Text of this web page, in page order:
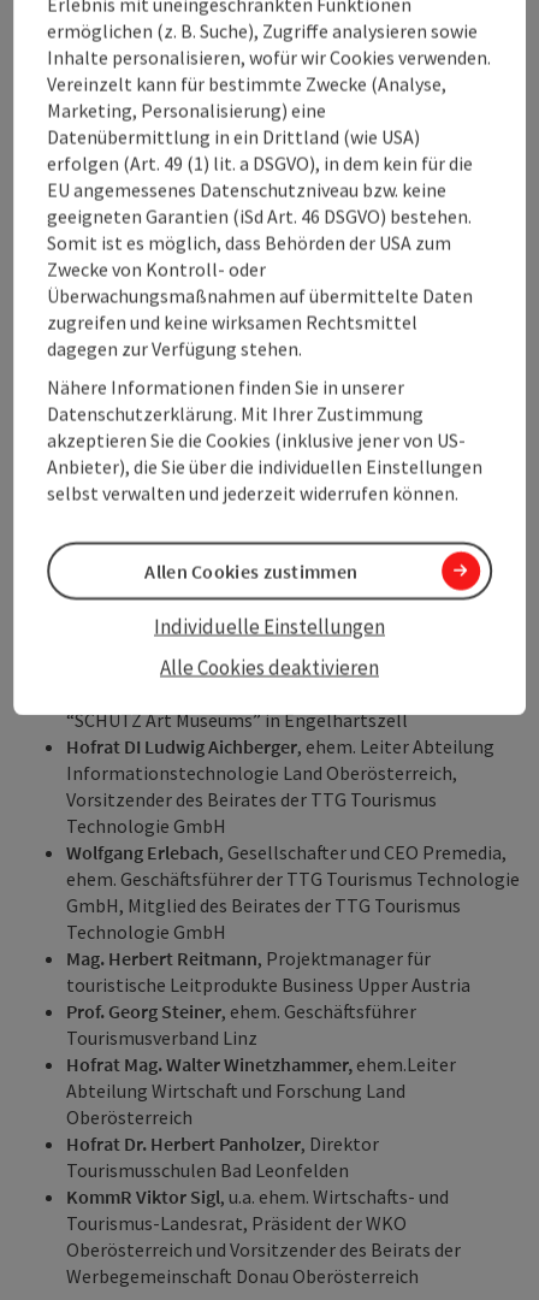
Philipp Zauner, Geschäftsführer Konditorei Zauner und
Investor Hotel Grand Elisabeth Bad Ischl
Mag. Herbert Ackerl, Hotelinvestor und
Projektentwickler, u.a. Hotel Grand Elisabeth Bad Ischl
DI Josef Öhlinger, Bauunternehmer und Investor, u.a.
Hotel Grand Elisabeth Bad Ischl
Karl Schmalzer, ehem. Direktor Spa Hotel Bründl Bad
Leonfelden
Christoph „Krauli“ Held , Koch und Gastro-Visionär,
Restaurant Siriuskogl Bad Ischl
Lukas Nagl, Sterne- und Haubenkoch, Gault & Millau
Koch des Jahres 2023, Restaurant Bootshaus
Traunkirchen
Karl Wögerer
, “Wögerer Genuss & Tradition seit 1868”
in Feldkirchen an der Donau
KommR Tieping Ni, Restaurant Asia House Bad
Schallerbach
Mag.art Norbert Trawöger, Künstlerischer Direktor des
Bruckner Orchesters Linz, Leiter der KulturEXPO
Leiter der LIVA
Dr. Elisabeth Schweeger , Künstlerische Leiterin Bad
Ischl Salzkammergut Kulturhauptstadt Europas 2024
Hans Schwarzmayr, langjähriger Kustos Franz Xaver
Gruber Gedächtnishaus Hochburg-Ach
“SCHÜTZ Art Museums” in Engelhartszell
Hofrat DI Ludwig Aichberger, ehem. Leiter Abteilung
Informationstechnologie Land Oberösterreich,
Vorsitzender des Beirates der TTG Tourismus
Technologie GmbH
Wolfgang Erlebach, Gesellschafter und CEO Premedia,
ehem. Geschäftsführer der TTG Tourismus Technologie
GmbH, Mitglied des Beirates der TTG Tourismus
Technologie GmbH
Mag. Herbert Reitmann, Projektmanager für
touristische Leitprodukte Business Upper Austria
Prof. Georg Steiner, ehem. Geschäftsführer
Tourismusverband Linz
Hofrat Mag. Walter Winetzhammer, ehem.Leiter
Abteilung Wirtschaft und Forschung Land
Oberösterreich
Hofrat Dr. Herbert Panholzer, Direktor
Tourismusschulen Bad Leonfelden
KommR Viktor Sigl, u.a. ehem. Wirtschafts- und
Tourismus-Landesrat, Präsident der WKO
Oberösterreich und Vorsitzender des Beirats der
Werbegemeinschaft Donau Oberösterreich
ermöglichen (z. B. Suche), Zugriffe analysieren sowie
Inhalte personalisieren, wofür wir Cookies verwenden.
Vereinzelt kann für bestimmte Zwecke (Analyse,
Marketing, Personalisierung) eine
Datenübermittlung in ein Drittland (wie USA)
erfolgen (Art. 49 (1) lit. a DSGVO), in dem kein für die
EU angemessenes Datenschutzniveau bzw. keine
geeigneten Garantien (iSd Art. 46 DSGVO) bestehen.
Somit ist es möglich, dass Behörden der USA zum
Zwecke von Kontroll- oder
Überwachungsmaßnahmen auf übermittelte Daten
zugreifen und keine wirksamen Rechtsmittel
dagegen zur Verfügung stehen.
Nähere Informationen finden Sie in unserer
Datenschutzerklärung. Mit Ihrer Zustimmung
akzeptieren Sie die Cookies (inklusive jener von US-
Anbieter), die Sie über die individuellen Einstellungen
selbst verwalten und jederzeit widerrufen können.
Alle Cookies deaktivieren
Individuelle Einstellungen
Allen Cookies zustimmen